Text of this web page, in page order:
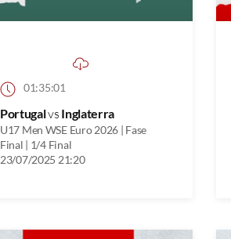
01:35:01
Portugalvs Inglaterra
U17 Men WSE Euro 2026 | Fase
Final | 1/4 Final
23/07/2025 21:20